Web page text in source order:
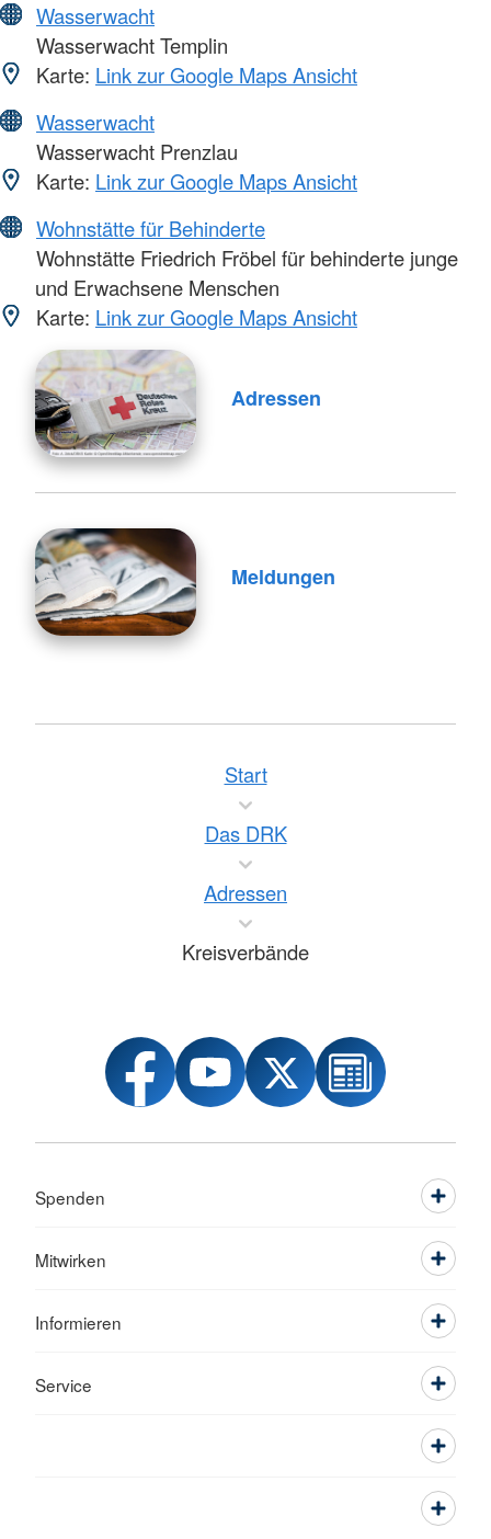
Wasserwacht
Wasserwacht Templin
Karte: Link zur Google Maps Ansicht
Wasserwacht
Wasserwacht Prenzlau
Karte: Link zur Google Maps Ansicht
Wohnstätte für Behinderte
Wohnstätte Friedrich Fröbel für behinderte junge
und Erwachsene Menschen
Karte: Link zur Google Maps Ansicht
Adressen
Meldungen
Start
Das DRK
Adressen
Kreisverbände
Spenden
Mitwirken
Informieren
Service